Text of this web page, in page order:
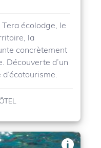
écolodge, le
la
concrètement
Découverte d’un